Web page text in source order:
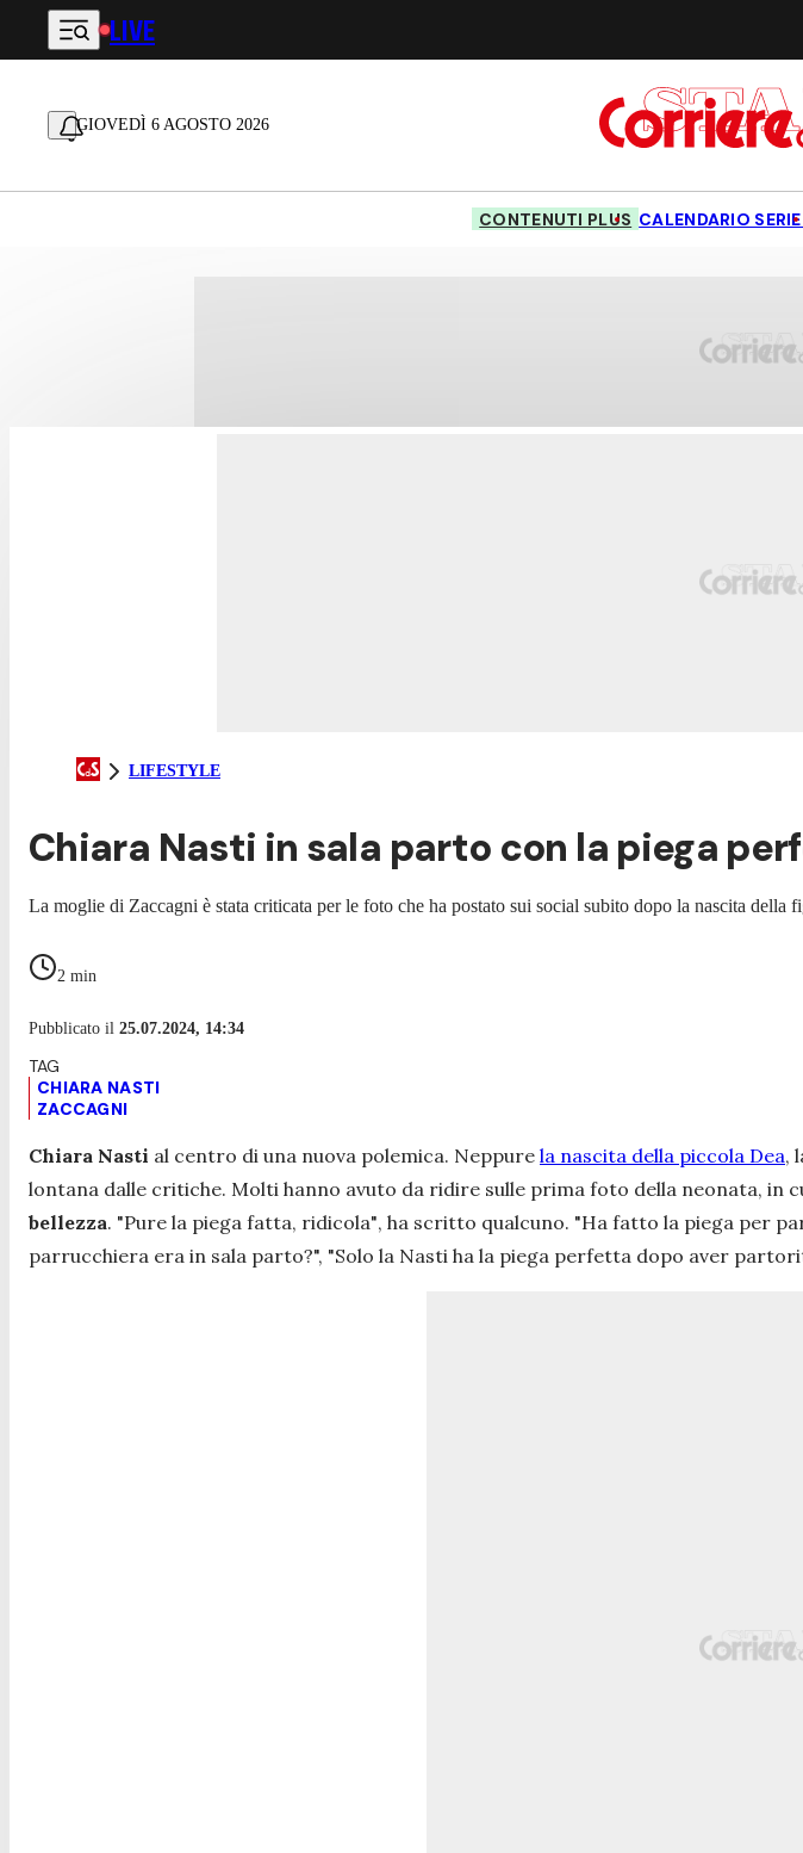
Vai al contenuto principale
LIVE
GIOVEDÌ 6 AGOSTO 2026
CONTENUTI PLUS CALENDARIO
LIFESTYLE
Chiara Nasti in sala parto con la piega
La moglie di Zaccagni è stata criticata per le foto che ha postato sui social subito dopo la nascita della
2 min
Pubblicato il 25.07.2024, 14:34
CHIARA NASTI
ZACCAGNI
Chiara Nasti al centro di una nuova polemica. Neppure la nascita della piccola Dea,
lontana dalle critiche. Molti hanno avuto da ridire sulle prima foto della neonata, in
bellezza. "Pure la piega fatta, ridicola", ha scritto qualcuno. "Ha fatto la piega per
parrucchiera era in sala parto?", "Solo la Nasti ha la piega perfetta dopo aver